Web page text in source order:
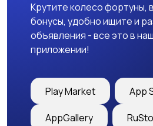
Крутите колесо фортуны,
бонусы, удобно ищите и
объявления - все это в
приложении!
Play Market App
AppGallery